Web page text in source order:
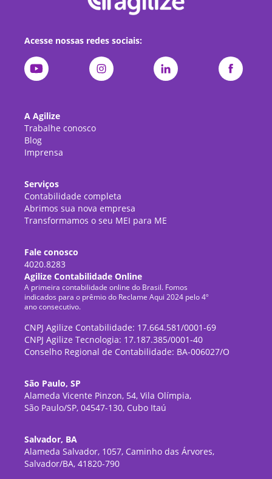
Acesse nossas redes sociais:
A Agilize
Trabalhe conosco
Blog
Imprensa
Serviços
Contabilidade completa
Abrimos sua nova empresa
Transformamos o seu MEI para ME
Fale conosco
4020.8283
Agilize Contabilidade Online
A primeira contabilidade online do Brasil. Fomos
indicados para o prêmio do Reclame Aqui 2024 pelo 4º
ano consecutivo.
CNPJ Agilize Contabilidade: 17.664.581/0001-69
CNPJ Agilize Tecnologia: 17.187.385/0001-40
Conselho Regional de Contabilidade: BA-006027/O
São Paulo, SP
Alameda Vicente Pinzon, 54, Vila Olímpia,
São Paulo/SP, 04547-130, Cubo Itaú
Salvador, BA
Alameda Salvador, 1057, Caminho das Árvores,
Salvador/BA, 41820-790